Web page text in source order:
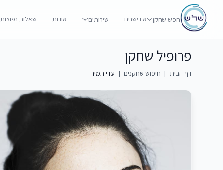
חפש שחקן אודישנים שירותים אודות שאלות נפוצות
פרופיל שחקן
דף הבית | חיפוש שחקנים | עדי תמיר